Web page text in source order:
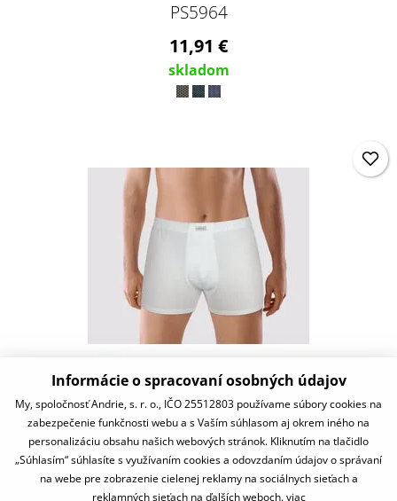
PS5964
11,91 €
skladom
PS4808
10,75 €
skladom
Informácie o spracovaní osobných údajov
My, spoločnosť Andrie, s. r. o., IČO 25512803 používame súbory cookies na
zabezpečenie funkčnosti webu a s Vaším súhlasom aj okrem iného na
personalizáciu obsahu našich webových stránok. Kliknutím na tlačidlo
„Súhlasím“ súhlasíte s využívaním cookies a odovzdaním údajov o správaní
na webe pre zobrazenie cielenej reklamy na sociálnych sieťach a
reklamných sieťach na ďalších weboch.viac